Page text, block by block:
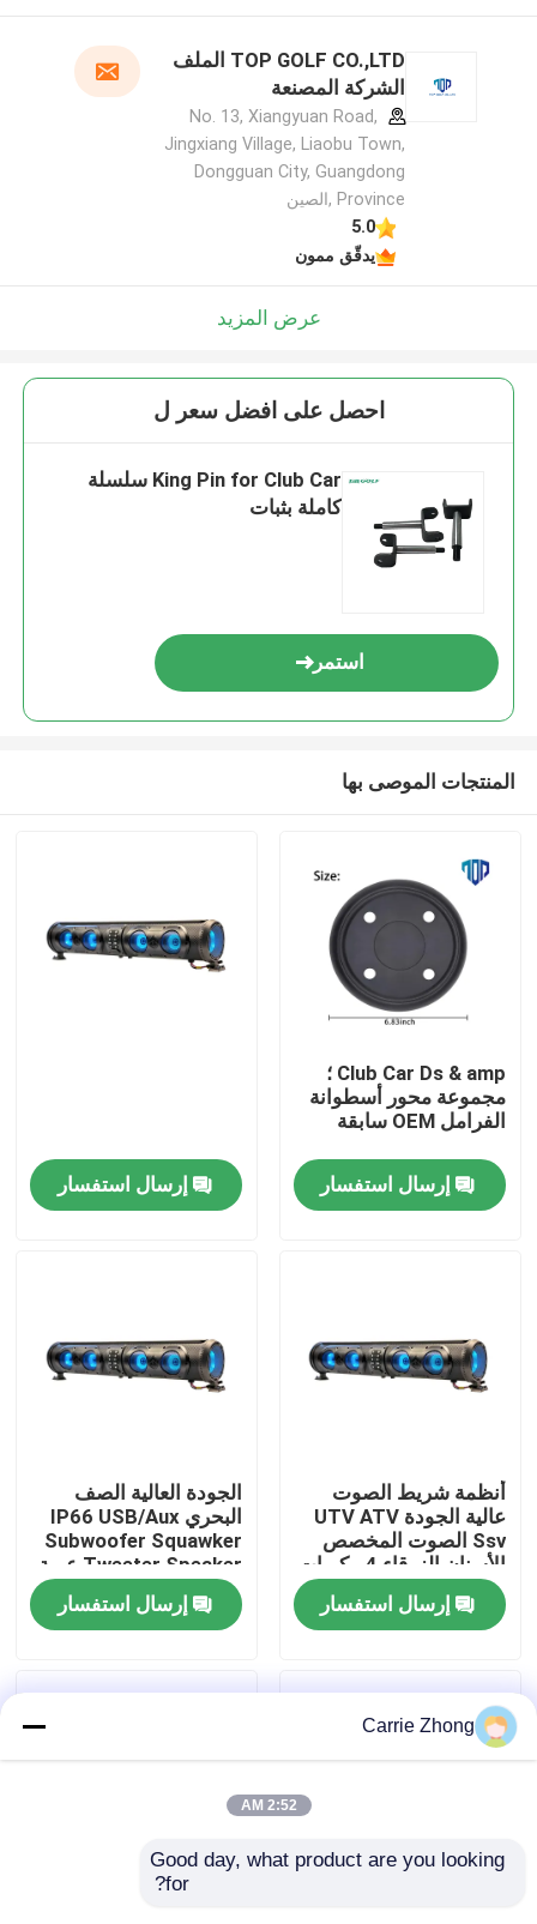
معلومات عنا
مراقبة الجودة
اتصل بنا
مرايا جانبية لعربة الجولف
TOP GOLF CO.,LTD الملف
الشركة المصنعة
No. 13, Xiangyuan Road,
Jingxiang Village, Liaobu Town,
Dongguan City, Guangdong
Province ,الصين
5.0
يدقّق ممون
عرض المزيد
احصل على افضل سعر ل
King Pin for Club Car سلسلة
كاملة بثبات
استمر
المنتجات الموصى بها
Club Car Ds & amp ؛
مجموعة محور أسطوانة
الفرامل OEM سابقة
إرسال استفسار إرسال استفسار
أنظمة شريط الصوت
عالية الجودة UTV ATV
Ssv الصوت المخصص
الأسنان الزرقاء 4 مكبرات
الصوت التحكم عن بعد
IP66 عازل المياه USB إرسال استفسار
الجودة العالية الصف
البحري IP66 USB/Aux
Subwoofer Squawker
Tweeter Speaker عربة
الغولف الكهربائية شريط
الصوت بلوتوث
إرسال استفسار
Carrie Zhong
2:52 AM
Good day, what product are you looking
for?